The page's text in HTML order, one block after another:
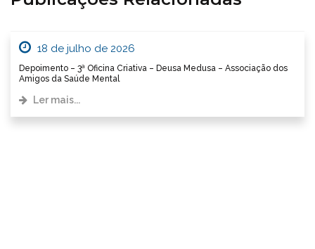
18 de julho de 2026
Depoimento – 3ª Oficina Criativa – Deusa Medusa – Associação dos
Amigos da Saúde Mental
Ler mais...